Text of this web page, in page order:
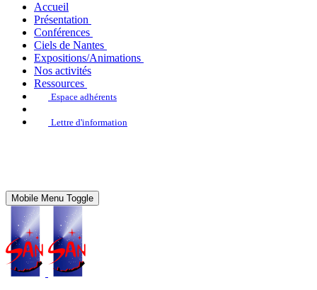
Accueil
Présentation
Conférences
Ciels de Nantes
Expositions/Animations
Nos activités
Ressources
Espace adhérents
Lettre d'information
Mobile Menu Toggle